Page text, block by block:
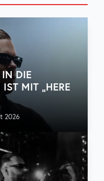
IN DIE
MIT „HERE
2026